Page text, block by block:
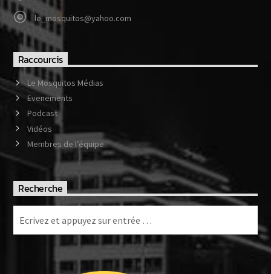
le_mosquitos@yahoo.com
Raccourcis
Le Mosquitos Médias
Evenements
Podcast
Vidéos
Membres de l’équipe
Recherche